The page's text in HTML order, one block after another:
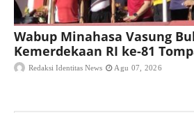
Wabup Minahasa Vasung
Kemerdekaan RI ke-81
Redaksi Identitas News Agu 07, 2026